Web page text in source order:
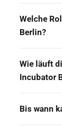
Welche
Berlin?
Wie läuft
Incubator
Bis wann